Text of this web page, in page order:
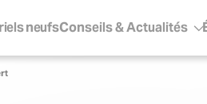
neufsConseils & Actualités
Sous-menu